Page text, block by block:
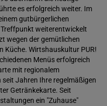
es erfolgreich weiter. Im
gutbürgerlichen
weiterentwickelt
wegen der gemütlichen
Küche. Wirtshauskultur PUR!
Menüs erfolgreich
mit regionalem
seit Jahren Ihre regelmäßigen
Getränkekarte. Seit
ein "Zuhause"